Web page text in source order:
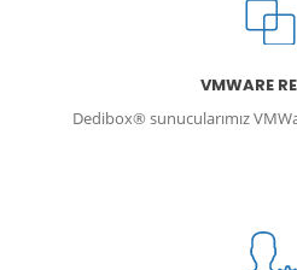
VMWARE
Dedibox® sunucularımız